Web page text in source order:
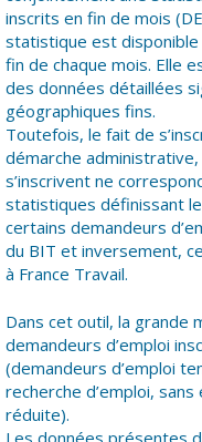
inscrits en fin de mois
statistique est disponible
fin de chaque mois. Elle
des données détaillées
géographiques fins.
Toutefois, le fait de
démarche
s’inscrivent ne
statistiques définissant
certains demandeurs
du BIT et inversement,
à France Travail.
Dans cet outil, la grande
demandeurs d’emploi
(demandeurs d’emploi
recherche d’emploi,
réduite).